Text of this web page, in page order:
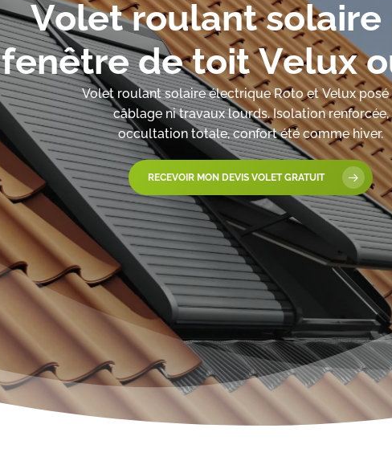
Volet roulant solaire
fenêtre de toit Velux o
Volet roulant solaire électrique Roto et Velux posé
câblage ni travaux lourds. Isolation renforcée,
occultation totale, confort été comme hiver.
RECEVOIR MON DEVIS VOLET GRATUIT